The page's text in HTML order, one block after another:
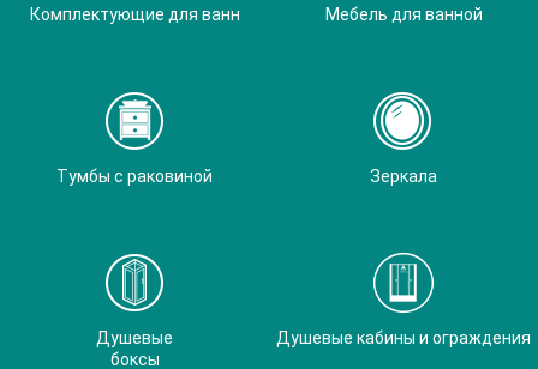
Комплектующие для ванн Мебель для ванной
Тумбы с раковиной Зеркала
Душевые
боксы
Душевые кабины и ограждения